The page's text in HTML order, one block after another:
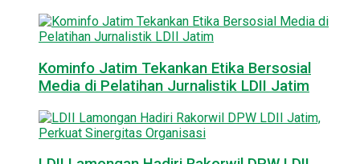
Kominfo Jatim Tekankan Etika Bersosial
Media di Pelatihan Jurnalistik LDII Jatim